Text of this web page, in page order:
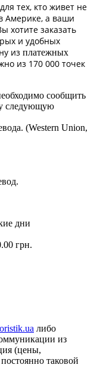
тех, кто живет не
Америке, а ваши
хотите заказать
и удобных
из платежных
из 170 000 точек
сообщить
следующую
(Western Union,
дни
грн.
либо
из
(цены,
таковой